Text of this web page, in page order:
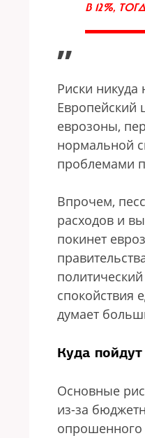
В 12%,
”
Риски
Европейский
еврозоны,
нормальной
проблемами
Впрочем,
расходов и
покинет
спокойствия
думает
Куда пойдут
Основные
из-за
опрошенного